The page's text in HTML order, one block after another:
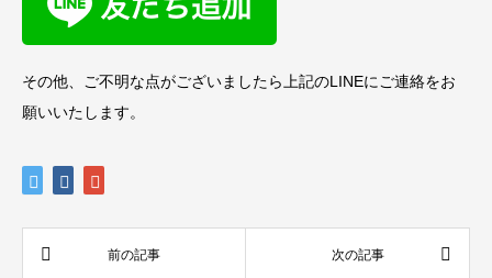
その他、ご不明な点がございましたら上記のLINEにご連絡をお
願いいたします。